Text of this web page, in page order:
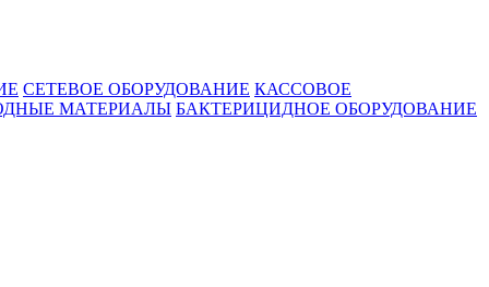
СЕТЕВОЕ ОБОРУДОВАНИЕ КАССОВОЕ
МАТЕРИАЛЫ БАКТЕРИЦИДНОЕ ОБОРУДОВАНИЕ